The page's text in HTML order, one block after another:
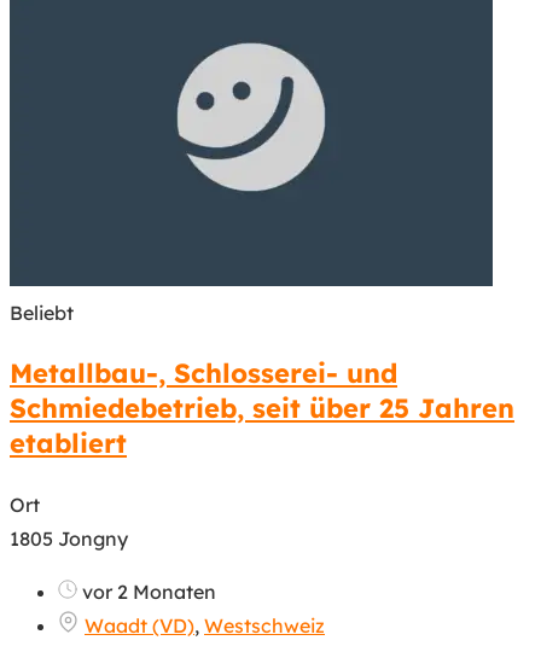
Beliebt
Metallbau-, Schlosserei- und
Schmiedebetrieb, seit über 25 Jahren
etabliert
Ort
1805 Jongny
vor 2 Monaten
Waadt (VD), Westschweiz